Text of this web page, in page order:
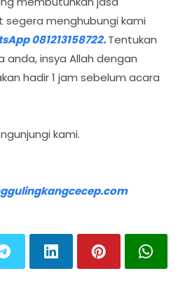
menghubungi kami
081213158722.Tentukan
anda, insya Allah dengan
hadir 1 jam sebelum acara
kami.